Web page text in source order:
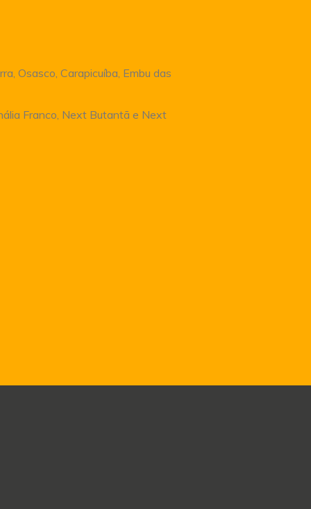
Osasco, Carapicuíba, Embu das
Franco, Next Butantã e Next